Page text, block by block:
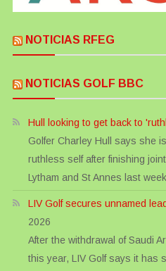
NOTICIAS RFEG
NOTICIAS GOLF BBC
Hull looking to get back to
Golfer Charley Hull says she
ruthless self after finishing
Lytham and St Annes last
LIV Golf secures unnamed
2026
After the withdrawal of Saudi
this year, LIV Golf says it has